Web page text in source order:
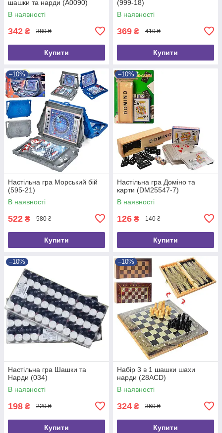
шашки та нарди (A0090)
В наявності
342 ₴ 380 ₴
Купити
(999-18)
В наявності
369 ₴ 410 ₴
Купити
–10%
Настільна гра Морський бій
(595-21)
В наявності
522 ₴ 580 ₴
Купити
–10%
Настільна гра Доміно та
карти (DM25547-7)
В наявності
126 ₴ 140 ₴
Купити
–10%
Настільна гра Шашки та
Нарди (034)
В наявності
198 ₴ 220 ₴
Купити
–10%
Набір 3 в 1 шашки шахи
нарди (28ACD)
В наявності
324 ₴ 360 ₴
Купити